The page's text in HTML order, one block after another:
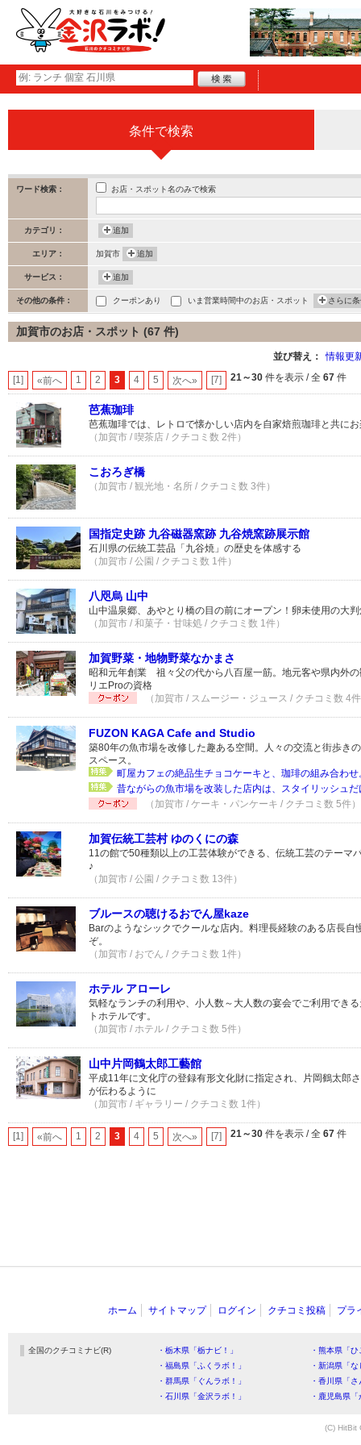
条件で検索
ワード検索： お店・スポット名のみで検索
カテゴリ： 追加
エリア： 加賀市 追加
サービス： 追加
その他の条件： クーポンあり いま営業時間中のお店・スポット さらに
加賀市のお店・スポット (67 件)
並び替え： 情報更
[1] «前へ 1 2 3 4 5 次へ» [7] 21～30 件を表示 / 全 67 件
芭蕉珈琲
芭蕉珈琲では、レトロで懐かしい店内を自家焙煎珈琲と共に
（加賀市 / 喫茶店 / クチコミ数 2件）
こおろぎ橋
（加賀市 / 観光地・名所 / クチコミ数 3件）
国指定史跡 九谷磁器窯跡 九谷焼窯跡展示館
石川県の伝統工芸品「九谷焼」の歴史を体感する
（加賀市 / 公園 / クチコミ数 1件）
八咫烏 山中
山中温泉郷、あやとり橋の目の前にオープン！卵未使用の大
（加賀市 / 和菓子・甘味処 / クチコミ数 1件）
加賀野菜・地物野菜なかまさ
昭和元年創業 祖々父の代から八百屋一筋。地元客や県内外
リエProの資格
（加賀市 / スムージー・ジュース / クチコミ数 4
FUZON KAGA Cafe and Studio
築80年の魚市場を改修した趣ある空間。人々の交流と街歩き
スペース。
町屋カフェの絶品生チョコケーキと、珈琲の組み合わせ
昔ながらの魚市場を改装した店内は、スタイリッシュ
（加賀市 / ケーキ・パンケーキ / クチコミ数 5件）
加賀伝統工芸村 ゆのくにの森
11の館で50種類以上の工芸体験ができる、伝統工芸のテーマ
♪
（加賀市 / 公園 / クチコミ数 13件）
ブルースの聴けるおでん屋kaze
Barのようなシックでクールな店内。料理長経験のある店長自
ぞ。
（加賀市 / おでん / クチコミ数 1件）
ホテル アローレ
気軽なランチの利用や、小人数～大人数の宴会でご利用でき
トホテルです。
（加賀市 / ホテル / クチコミ数 5件）
山中片岡鶴太郎工藝館
平成11年に文化庁の登録有形文化財に指定され、片岡鶴太郎
が伝わるように
（加賀市 / ギャラリー / クチコミ数 1件）
[1] «前へ 1 2 3 4 5 次へ» [7] 21～30 件を表示 / 全 67 件
ホーム サイトマップ ログイン クチコミ投稿 プラ
全国のクチコミナビ(R) ・栃木県「栃ナビ！」
・熊本県「
・福島県「ふくラボ！」
・新潟県「
・群馬県「ぐんラボ！」
・香川県「
・石川県「金沢ラボ！」
・鹿児島県
(C) HitBit